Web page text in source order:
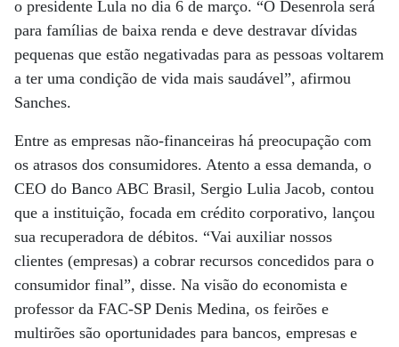
o presidente Lula no dia 6 de março. “O Desenrola será
para famílias de baixa renda e deve destravar dívidas
pequenas que estão negativadas para as pessoas voltarem
a ter uma condição de vida mais saudável”, afirmou
Sanches.
Entre as empresas não-financeiras há preocupação com
os atrasos dos consumidores. Atento a essa demanda, o
CEO do Banco ABC Brasil, Sergio Lulia Jacob, contou
que a instituição, focada em crédito corporativo, lançou
sua recuperadora de débitos. “Vai auxiliar nossos
clientes (empresas) a cobrar recursos concedidos para o
consumidor final”, disse. Na visão do economista e
professor da FAC-SP Denis Medina, os feirões e
multirões são oportunidades para bancos, empresas e